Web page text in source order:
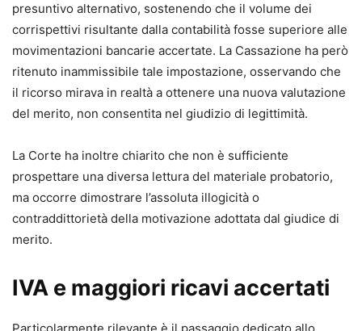
presuntivo alternativo, sostenendo che il volume dei
corrispettivi risultante dalla contabilità fosse superiore alle
movimentazioni bancarie accertate. La Cassazione ha però
ritenuto inammissibile tale impostazione, osservando che
il ricorso mirava in realtà a ottenere una nuova valutazione
del merito, non consentita nel giudizio di legittimità.
La Corte ha inoltre chiarito che non è sufficiente
prospettare una diversa lettura del materiale probatorio,
ma occorre dimostrare l’assoluta illogicità o
contraddittorietà della motivazione adottata dal giudice di
merito.
IVA e maggiori ricavi accertati